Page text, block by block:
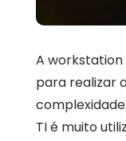
A
para realizar
TI é muito